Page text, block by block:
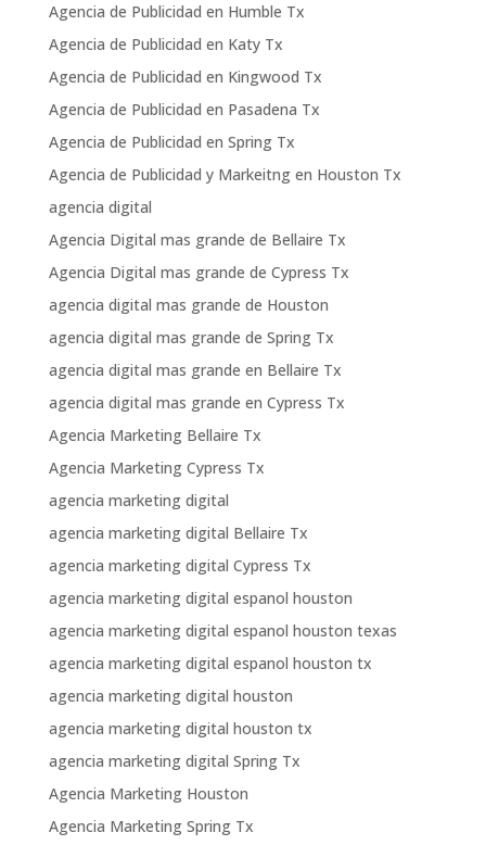
Agencia de Publicidad en Humble Tx
Agencia de Publicidad en Katy Tx
Agencia de Publicidad en Kingwood Tx
Agencia de Publicidad en Pasadena Tx
Agencia de Publicidad en Spring Tx
Agencia de Publicidad y Markeitng en Houston Tx
agencia digital
Agencia Digital mas grande de Bellaire Tx
Agencia Digital mas grande de Cypress Tx
agencia digital mas grande de Houston
agencia digital mas grande de Spring Tx
agencia digital mas grande en Bellaire Tx
agencia digital mas grande en Cypress Tx
Agencia Marketing Bellaire Tx
Agencia Marketing Cypress Tx
agencia marketing digital
agencia marketing digital Bellaire Tx
agencia marketing digital Cypress Tx
agencia marketing digital espanol houston
agencia marketing digital espanol houston texas
agencia marketing digital espanol houston tx
agencia marketing digital houston
agencia marketing digital houston tx
agencia marketing digital Spring Tx
Agencia Marketing Houston
Agencia Marketing Spring Tx